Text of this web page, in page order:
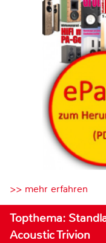
>> mehr erfahren
Topthema:
Acoustic Trivion